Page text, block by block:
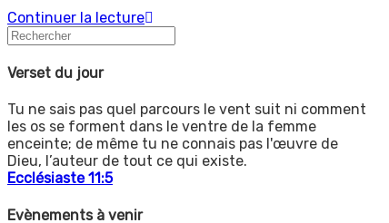
Continuer la lectureDonation
Verset du jour
Tu ne sais pas quel parcours le vent suit ni comment
les os se forment dans le ventre de la femme
enceinte; de même tu ne connais pas l'œuvre de
Dieu, l’auteur de tout ce qui existe.
Ecclésiaste 11:5
Evènements à venir